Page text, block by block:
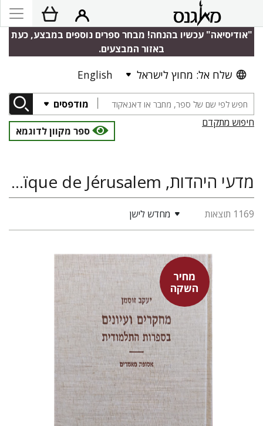
"אודיסיאה" עכשיו בהנחה! מבחר ספרים נוספים במבצע, כעת
באזור המבצעים.
שלח אל: מחוץ לישראל English
מודפסים
חיפוש מתקדם
ספר מקוון לדוגמא
מדעי היהדות, Perspectives: Revue de l’Université Hébraïque de Jérusalem, אנטישמיות
1169 תוצאות מחדש לישן
מחיר
השקה
יעקב זוסמן